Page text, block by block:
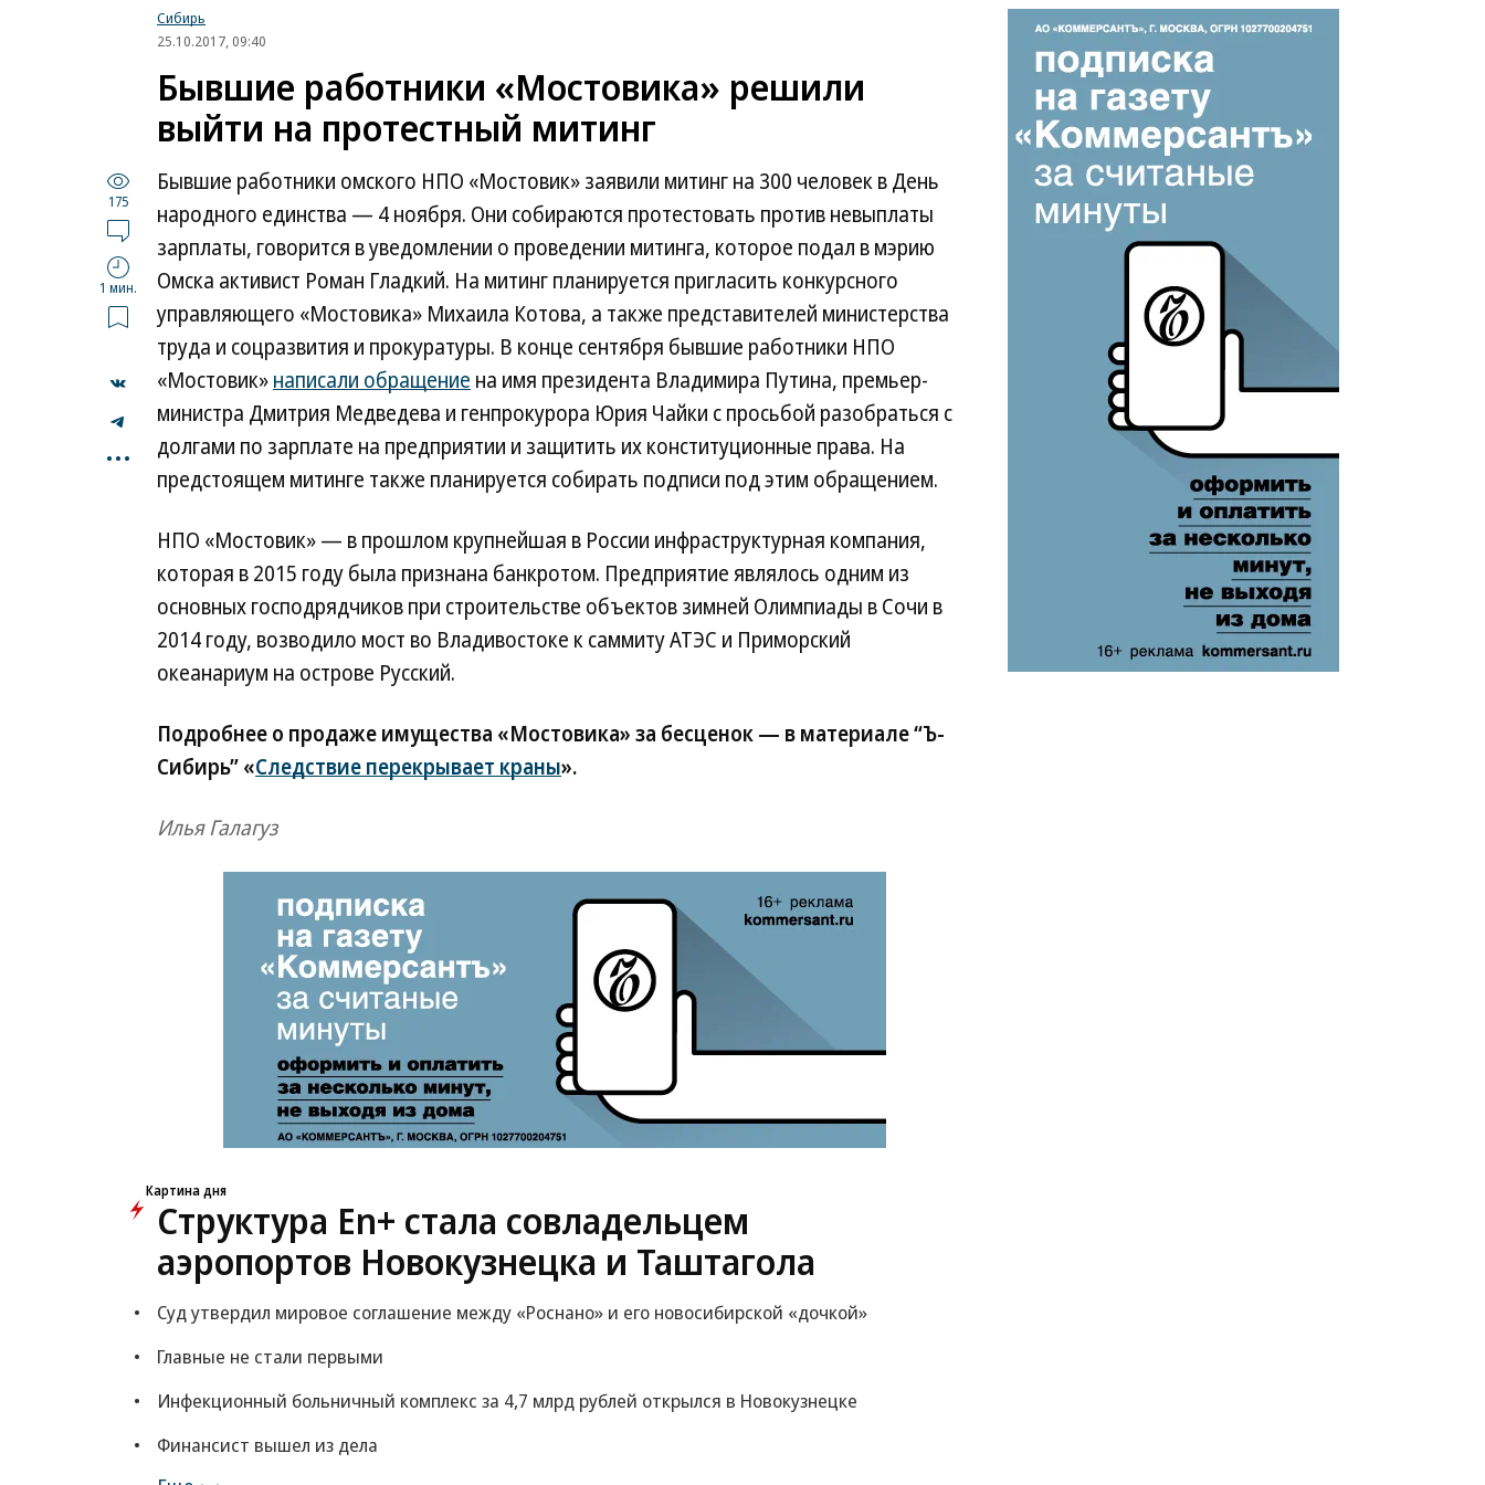
Сибирь
25.10.2017, 09:40
Бывшие работники «Мостовика» решили
выйти на протестный митинг
175
1 мин.
...
Бывшие работники омского НПО «Мостовик» заявили митинг на 300 человек в День
народного единства — 4 ноября. Они собираются протестовать против невыплаты
зарплаты, говорится в уведомлении о проведении митинга, которое подал в мэрию
Омска активист Роман Гладкий. На митинг планируется пригласить конкурсного
управляющего «Мостовика» Михаила Котова, а также представителей министерства
труда и соцразвития и прокуратуры. В конце сентября бывшие работники НПО
«Мостовик»написали обращение на имя президента Владимира Путина, премьер-
министра Дмитрия Медведева и генпрокурора Юрия Чайки с просьбой разобраться с
долгами по зарплате на предприятии и защитить их конституционные права. На
предстоящем митинге также планируется собирать подписи под этим обращением.
НПО «Мостовик» — в прошлом крупнейшая в России инфраструктурная компания,
которая в 2015 году была признана банкротом. Предприятие являлось одним из
основных господрядчиков при строительстве объектов зимней Олимпиады в Сочи в
2014 году, возводило мост во Владивостоке к саммиту АТЭС и Приморский
океанариум на острове Русский.
Подробнее о продаже имущества «Мостовика» за бесценок — в материале “Ъ-
Сибирь” «Следствие перекрывает краны».
Илья Галагуз
Картина дня
Структура En+ стала совладельцем
аэропортов Новокузнецка и Таштагола
Суд утвердил мировое соглашение между «Роснано» и его новосибирской «дочкой»
Главные не стали первыми
Инфекционный больничный комплекс за 4,7 млрд рублей открылся в Новокузнецке
Финансист вышел из дела